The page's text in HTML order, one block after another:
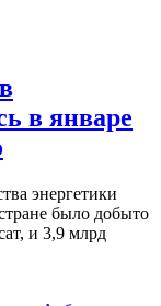
в январе
энергетики
было добыто
и 3,9 млрд